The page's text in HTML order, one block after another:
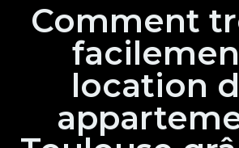
Comment
location